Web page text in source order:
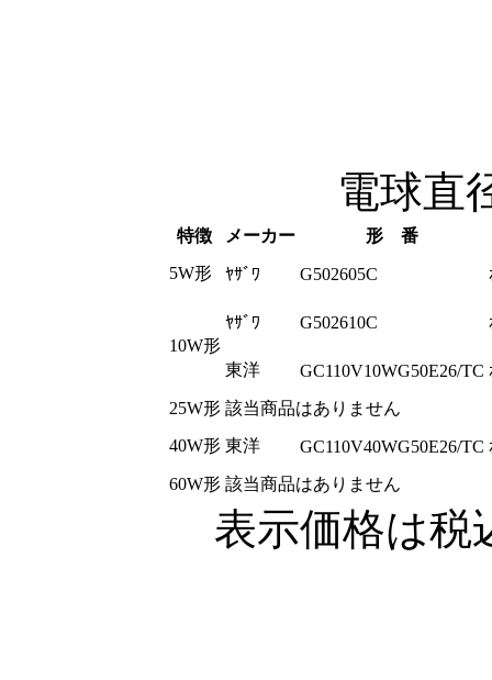
電球直
特徴 メーカー
形 番
5W形
ﾔｻﾞﾜ G502605C
10W形
ﾔｻﾞﾜ G502610C
東洋 GC110V10WG50E26/TC
25W形 該当商品はありません
40W形 東洋 GC110V40WG50E26/TC
60W形 該当商品はありません
表示価格は税